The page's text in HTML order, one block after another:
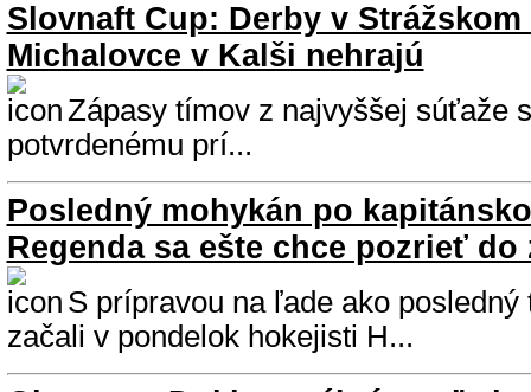
Slovnaft Cup: Derby v
Michalovce v Kalši nehrajú
Zápasy tímov z najvyššej súťaže
potvrdenému prí...
Posledný mohykán po
Regenda sa ešte chce pozrieť do
S prípravou na ľade ako
začali v pondelok hokejisti H...